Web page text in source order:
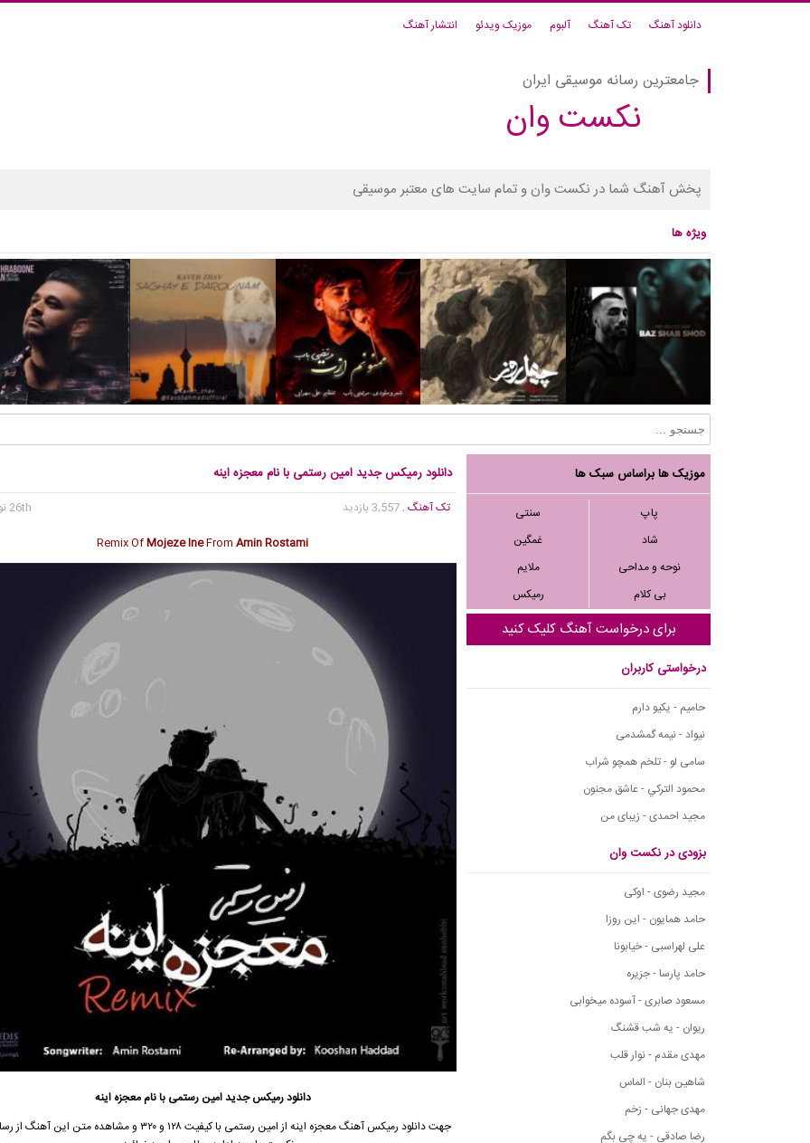
دانلود آهنگ تک آهنگ آلبوم موزیک ویدئو انتشار آهنگ
جامعترین رسانه موسیقی ایران
نکست وان
پخش آهنگ شما در نکست وان و تمام سایت های معتبر موسیقی
ویژه ها
موزیک ها براساس سبک ها
پاپ
سنتی
شاد
غمگین
نوحه و مداحی
ملایم
بی کلام
رمیکس
برای درخواست آهنگ کلیک کنید
درخواستی کاربران
حامیم - یکیو دارم
نیواد - نیمه گمشدمی
سامی لو - تلخم همچو شراب
محمود التركي - عاشق مجنون
مجید احمدی - زیبای من
بزودی در نکست وان
مجید رضوی - اوکی
حامد همایون - این روزا
علی لهراسبی - خیابونا
حامد پارسا - جزیره
مسعود صابری - آسوده میخوابی
ریوان - یه شب قشنگ
مهدی مقدم - نوار قلب
شاهین بنان - الماس
مهدی جهانی - زخم
رضا صادقی - یه چی بگم
دانلود رمیکس جدید امین رستمی با نام معجزه اینه
تک آهنگ, 3,557 بازدید
26th نوامبر 2016
Remix OfMojeze IneFromAmin Rostami
دانلود رمیکس جدیدامین رستمی با نام معجزه اینه
جهتدانلود رمیکس آهنگ معجزه اینه از امین رستمی
با کیفیت ۱۲۸ و ۳۲۰ و مشاهده متن این آهنگ